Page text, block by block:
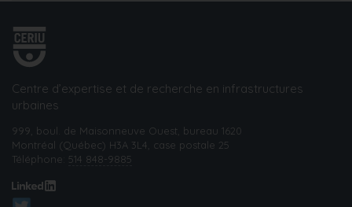
Centre d’expertise et de recherche en infrastructures
urbaines
999, boul. de Maisonneuve Ouest, bureau 1620
Montréal (Québec) H3A 3L4, case postale 25
Téléphone: 514 848-9885